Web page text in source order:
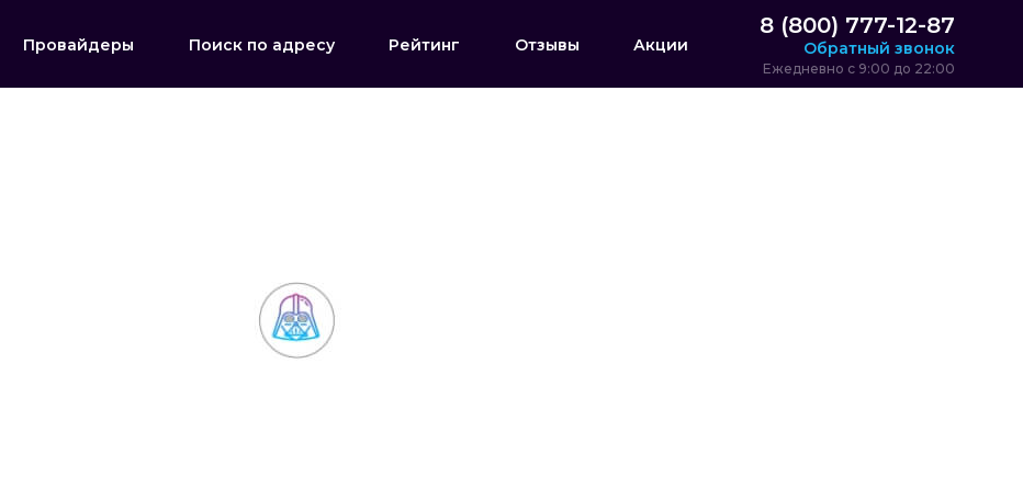
Провайдеры Поиск по адресу Рейтинг Отзывы Акции
8 (800) 777-12-87
Обратный звонок
Ежедневно с 9:00 до 22:00